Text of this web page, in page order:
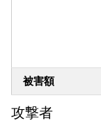
被害額
攻撃者